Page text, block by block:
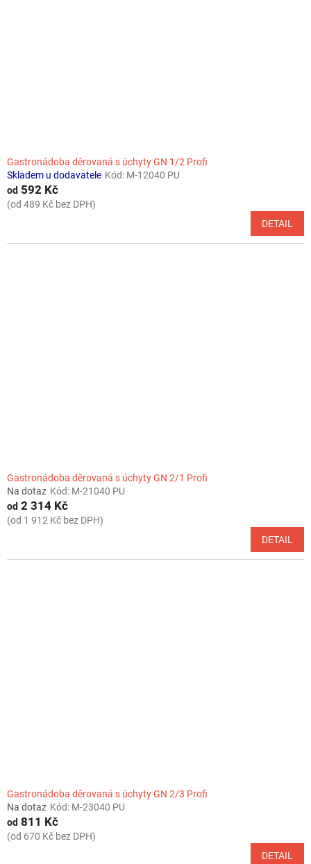
Gastronádoba děrovaná s úchyty GN 1/2 Profi
Skladem u dodavatele Kód: M-12040 PU
od 592 Kč
(od 489 Kč bez DPH)
DETAIL
Gastronádoba děrovaná s úchyty GN 2/1 Profi
Na dotaz Kód: M-21040 PU
od 2 314 Kč
(od 1 912 Kč bez DPH)
DETAIL
Gastronádoba děrovaná s úchyty GN 2/3 Profi
Na dotaz Kód: M-23040 PU
od 811 Kč
(od 670 Kč bez DPH)
DETAIL